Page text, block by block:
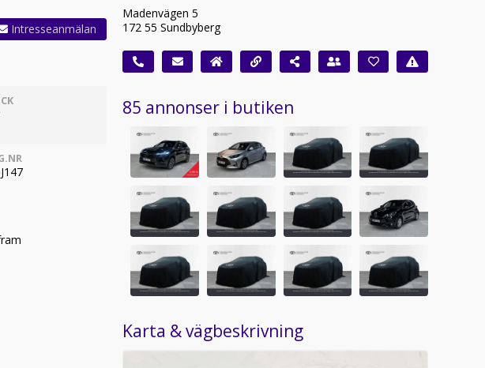
Madenvägen 5
172 55 Sundbyberg
85 annonser i butiken
Karta & vägbeskrivning